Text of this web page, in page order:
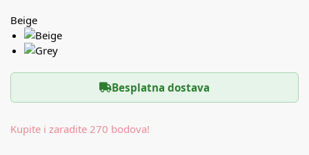
Beige
Besplatna dostava
Kupite i zaradite 270 bodova!